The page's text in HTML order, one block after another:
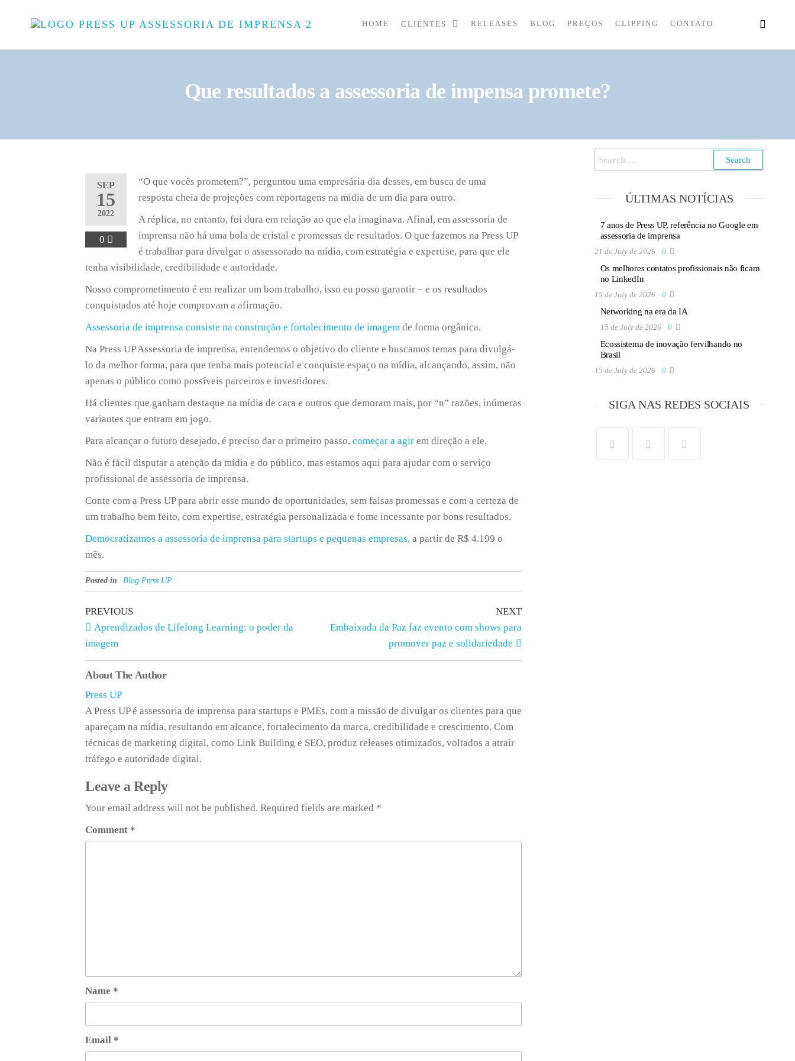
UP
Pequenas
HOME CLIENTES RELEASES BLOG PREÇOS CLIPPING CONTATO
Que resultados a assessoria de impensa promete?
SEP
15
2022
0
“O que vocês prometem?”, perguntou uma empresária dia desses, em busca de uma
resposta cheia de projeções com reportagens na mídia de um dia para outro.
A réplica, no entanto, foi dura em relação ao que ela imaginava. Afinal, em assessoria de
imprensa não há uma bola de cristal e promessas de resultados. O que fazemos na Press UP
é trabalhar para divulgar o assessorado na mídia, com estratégia e expertise, para que ele
tenha visibilidade, credibilidade e autoridade.
Nosso comprometimento é em realizar um bom trabalho, isso eu posso garantir – e os resultados
conquistados até hoje comprovam a afirmação.
Assessoria de imprensa consiste na construção e fortalecimento de imagem de forma orgânica.
Na Press UP Assessoria de imprensa, entendemos o objetivo do cliente e buscamos temas para divulgá-
lo da melhor forma, para que tenha mais potencial e conquiste espaço na mídia, alcançando, assim, não
apenas o público como possíveis parceiros e investidores.
Há clientes que ganham destaque na mídia de cara e outros que demoram mais, por “n” razões, inúmeras
variantes que entram em jogo.
Para alcançar o futuro desejado, é preciso dar o primeiro passo,começar a agir em direção a ele.
Não é fácil disputar a atenção da mídia e do público, mas estamos aqui para ajudar com o serviço
profissional de assessoria de imprensa.
Conte com a Press UP para abrir esse mundo de oportunidades, sem falsas promessas e com a certeza de
um trabalho bem feito, com expertise, estratégia personalizada e fome incessante por bons resultados.
Democratizamos a assessoria de imprensa para startups e pequenas empresas, a partir de R$ 4.199 o
mês.
Posted in Blog Press UP
PREVIOUS
Aprendizados de Lifelong Learning: o poder da
imagem
NEXT
Embaixada da Paz faz evento com shows para
promover paz e solidariedade
About The Author
Press UP
A Press UP é assessoria de imprensa para startups e PMEs, com a missão de divulgar os clientes para que
apareçam na mídia, resultando em alcance, fortalecimento da marca, credibilidade e crescimento. Com
técnicas de marketing digital, como Link Building e SEO, produz releases otimizados, voltados a atrair
tráfego e autoridade digital.
Leave a Reply
Your email address will not be published. Required fields are marked *
Comment *
Name *
Email *
ÚLTIMAS NOTÍCIAS
7 anos de Press UP, referência no Google em
assessoria de imprensa
21 de July de 2026 0
Os melhores contatos profissionais não ficam
no LinkedIn
15 de July de 2026 0
Networking na era da IA
15 de July de 2026 0
Ecossistema de inovação fervilhando no
Brasil
15 de July de 2026 0
SIGA NAS REDES SOCIAIS